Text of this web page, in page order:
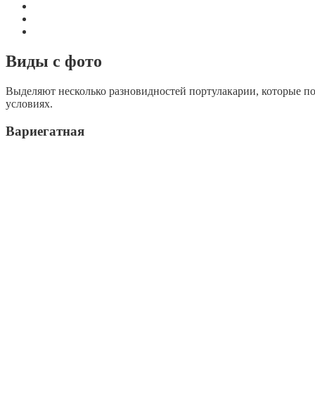
Виды с фото
Выделяют несколько разновидностей портулакарии, которые
условиях.
Вариегатная